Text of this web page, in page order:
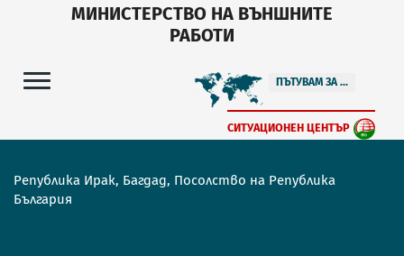
МИНИСТЕРСТВО НА ВЪНШНИТЕ
РАБОТИ
ПЪТУВАМ ЗА ...
СИТУАЦИОНЕН ЦЕНТЪР
Република Ирак, Багдад, Посолство на Република
България